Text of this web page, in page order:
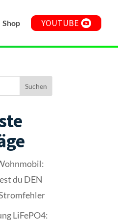
Shop YOUTUBE
Suchen
du DEN
LiFePO4: